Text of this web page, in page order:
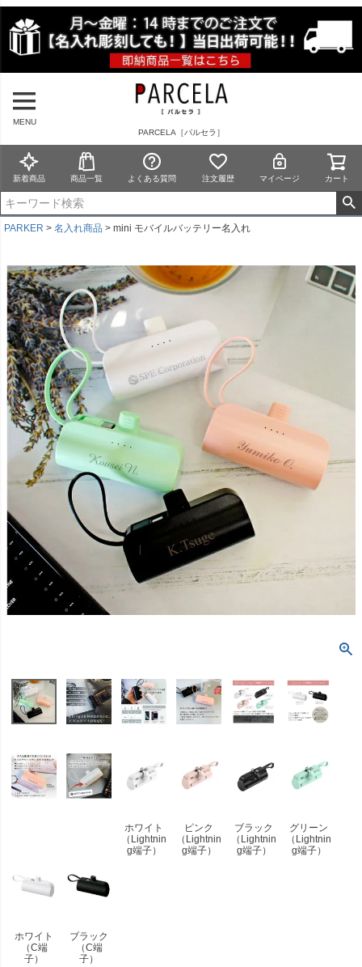
MENU
PARCELA［パルセラ］
新着商品 商品一覧 よくある質問 注文履歴 マイページ カート
PARKER 名入れ商品 mini モバイルバッテリー名入れ
ホワイト
（Lightnin
g端子）
ピンク
（Lightnin
g端子）
ブラック
（Lightnin
g端子）
グリーン
（Lightnin
g端子）
ホワイト
（C端
子）
ブラック
（C端
子）